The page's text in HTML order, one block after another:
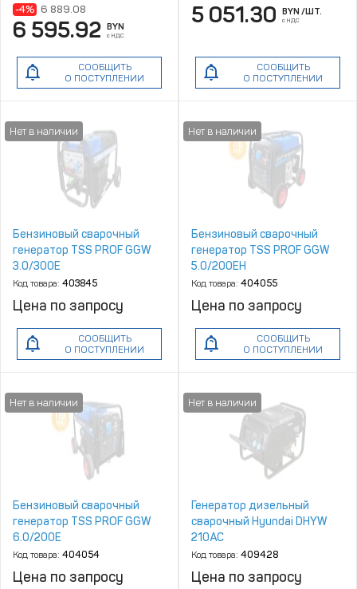
-4% 6 889.08
6 595.92 BYN
с НДС
СООБЩИТЬ
О ПОСТУПЛЕНИИ
5 051.30 BYN /ШТ.
с НДС
СООБЩИТЬ
О ПОСТУПЛЕНИИ
Бензиновый сварочный
генератор TSS PROF GGW
3.0/300E
Код товара: 403845
Цена по запросу
СООБЩИТЬ
О ПОСТУПЛЕНИИ
Бензиновый сварочный
генератор TSS PROF GGW
5.0/200EH
(MMA/TIG/Cellulose)
Код товара: 404055
Цена по запросу
СООБЩИТЬ
О ПОСТУПЛЕНИИ
Бензиновый сварочный
генератор TSS PROF GGW
6.0/200E
(MMA/TIG/Cellulose)
Код товара: 404054
Цена по запросу
Генератор дизельный
сварочный Hyundai DHYW
210AC
Код товара: 409428
Цена по запросу